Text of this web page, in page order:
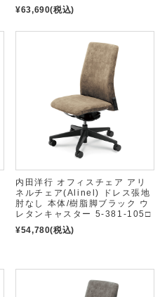
¥63,690(税込)
内田洋行 オフィスチェア アリ
ネルチェア(Alinel) ドレス張地
肘なし 本体/樹脂脚ブラック ウ
レタンキャスター 5-381-105□
¥54,780(税込)